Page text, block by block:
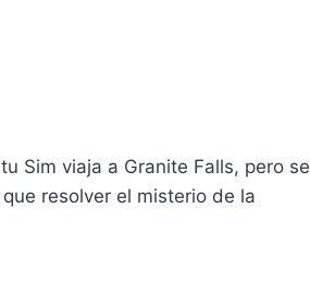
Sim viaja a Granite Falls, pero se
resolver el misterio de la